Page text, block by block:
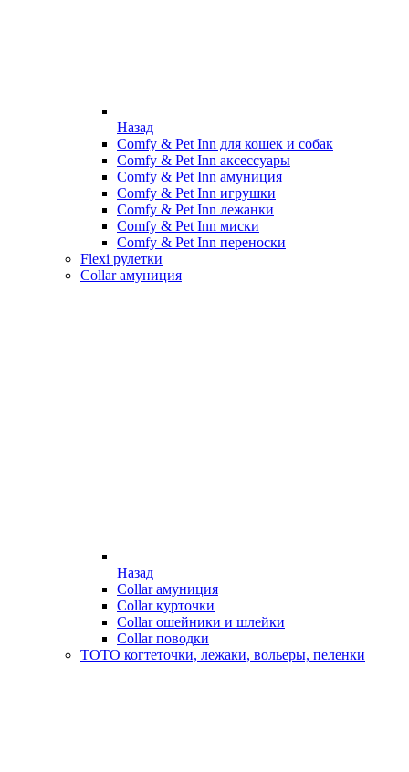
Назад
Comfy & Pet Inn для кошек и собак
Comfy & Pet Inn аксессуары
Comfy & Pet Inn амуниция
Comfy & Pet Inn игрушки
Comfy & Pet Inn лежанки
Comfy & Pet Inn миски
Comfy & Pet Inn переноски
Flexi рулетки
Collar амуниция
Назад
Collar амуниция
Collar курточки
Collar ошейники и шлейки
Collar поводки
ТОТО когтеточки, лежаки, вольеры, пеленки